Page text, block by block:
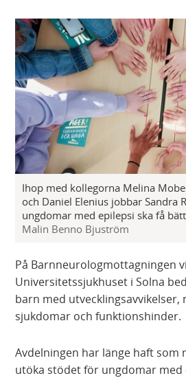
Ihop med kollegorna Melina
och Daniel Elenius jobbar Sandra
ungdomar med epilepsi ska få
Malin Benno Bjuström
På Barnneurologmottagningen
Universitetssjukhuset i Solna
barn med utvecklingsavvikelser,
sjukdomar och funktionshinder.
Avdelningen har länge haft
utöka stödet för ungdomar med